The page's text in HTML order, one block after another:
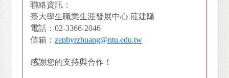
聯絡資訊：
臺大學生職業生涯發展中心 莊建隆
電話：02-3366-2046
信箱：zephyrzhuang@ntu.edu.tw
感謝您的支持與合作！